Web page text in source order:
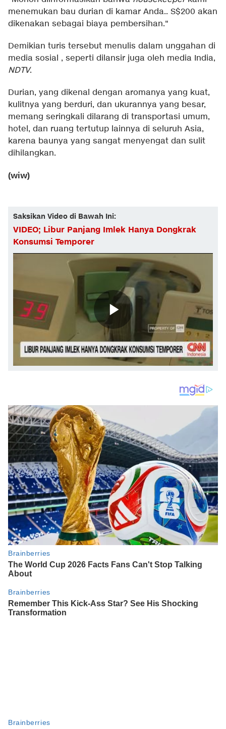
menemukan bau durian di kamar Anda.. S$200 akan
dikenakan sebagai biaya pembersihan."
Demikian turis tersebut menulis dalam unggahan di
media sosial , seperti dilansir juga oleh media India,
NDTV.
Durian, yang dikenal dengan aromanya yang kuat,
kulitnya yang berduri, dan ukurannya yang besar,
memang seringkali dilarang di transportasi umum,
hotel, dan ruang tertutup lainnya di seluruh Asia,
karena baunya yang sangat menyengat dan sulit
dihilangkan.
(wiw)
Saksikan Video di Bawah Ini:
VIDEO; Libur Panjang Imlek Hanya Dongkrak
Konsumsi Temporer